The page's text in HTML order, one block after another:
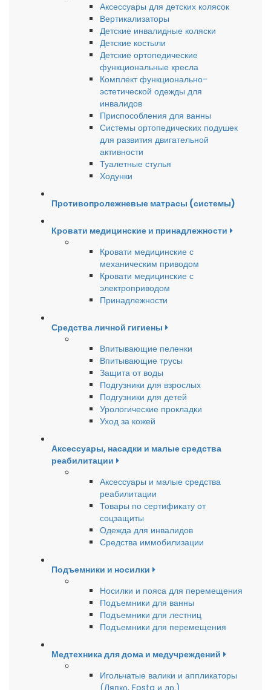
Аксессуары для детских колясок
Вертикализаторы
Детские инвалидные коляски
Детские костыли
Детские ортопедические
функциональные кресла
Комплект функционально-
эстетической одежды для
инвалидов
Приспособления для ванны
Системы ортопедических подушек
для развития двигательной
активности
Туалетные стулья
Ходунки
Противопролежневые матрасы (системы)
Кровати медицинские и принадлежности
Кровати медицинские с
механическим приводом
Кровати медицинские с
электроприводом
Принадлежности
Средства личной гигиены
Впитывающие пеленки
Впитывающие трусы
Защита от воды
Подгузники для взрослых
Подгузники для детей
Урологические прокладки
Уход за кожей
Аксессуары, насадки и малые средства
реабилитации
Аксессуары и малые средства
реабилитации
Товары по сертификату от
соцзащиты
Одежда для инвалидов
Средства иммобилизации
Подъемники и носилки
Носилки и пояса для перемещения
Подъемники для ванны
Подъемники для лестниц
Подъемники для перемещения
Медтехника для дома и медучреждений
Игольчатые валики и аппликаторы
(Ляпко, Fosta и др.)